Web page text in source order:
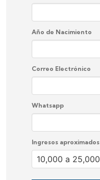
Año de Nacimiento
Correo Electrónico
Whatsapp
Ingresos aproximados